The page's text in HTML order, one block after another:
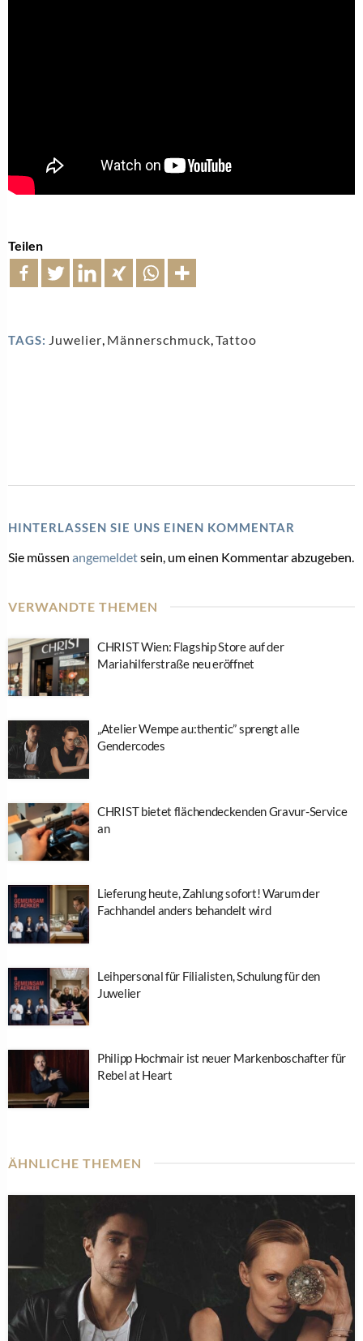
Teilen
TAGS: Juwelier Männerschmuck Tattoo
HINTERLASSEN SIE UNS EINEN KOMMENTAR
Sie müssen angemeldetsein, um einen Kommentar abzugeben.
VERWANDTE THEMEN
CHRIST Wien: Flagship Store auf der
Mariahilferstraße neu eröffnet
„Atelier Wempe au:thentic” sprengt alle
Gendercodes
CHRIST bietet flächendeckenden Gravur-Service
an
Lieferung heute, Zahlung sofort! Warum der
Fachhandel anders behandelt wird
Leihpersonal für Filialisten, Schulung für den
Juwelier
Philipp Hochmair ist neuer Markenboschafter für
Rebel at Heart
ÄHNLICHE THEMEN